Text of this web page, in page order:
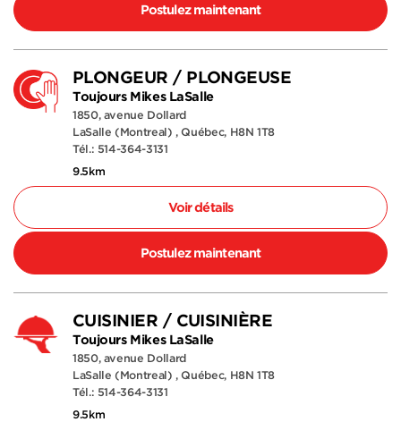
Postulez maintenant
PLONGEUR / PLONGEUSE
Toujours Mikes LaSalle
1850, avenue Dollard
LaSalle (Montreal) , Québec, H8N 1T8
Tél.: 514-364-3131
9.5km
Voir détails
Postulez maintenant
CUISINIER / CUISINIÈRE
Toujours Mikes LaSalle
1850, avenue Dollard
LaSalle (Montreal) , Québec, H8N 1T8
Tél.: 514-364-3131
9.5km